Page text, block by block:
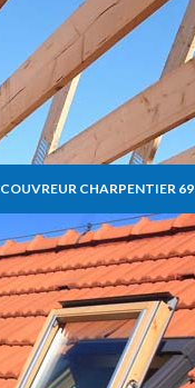
COUVREUR CHARPENTIER 69